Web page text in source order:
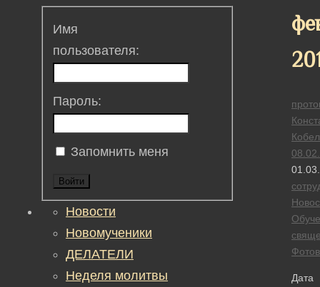
Дата
Имя
пользователя:
Пароль:
Запомнить меня
Войти
Новости
Новомученики
ДЕЛАТЕЛИ
Неделя молитвы